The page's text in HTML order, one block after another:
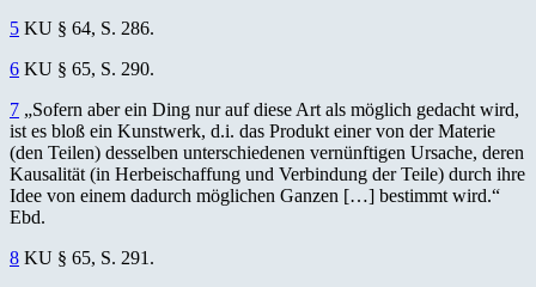
5 KU § 64, S. 286.
6 KU § 65, S. 290.
7 „Sofern aber ein Ding nur auf diese Art als möglich gedacht wird,
ist es bloß ein Kunstwerk, d.i. das Produkt einer von der Materie
(den Teilen) desselben unterschiedenen vernünftigen Ursache, deren
Kausalität (in Herbeischaffung und Verbindung der Teile) durch ihre
Idee von einem dadurch möglichen Ganzen […] bestimmt wird.“
Ebd.
8 KU § 65, S. 291.